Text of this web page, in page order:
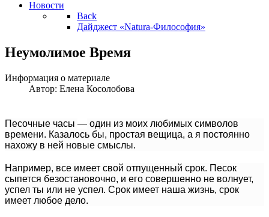
Новости
Back
Дайджест «Natura-Философия»
Неумолимое Время
Информация о материале
Автор: Елена Косолобова
Песочные часы — один из моих любимых символов
времени. Казалось бы, простая вещица, а я постоянно
нахожу в ней новые смыслы.
Например, все имеет свой отпущенный срок. Песок
сыпется безостановочно, и его совершенно не волнует,
успел ты или не успел. Срок имеет наша жизнь, срок
имеет любое дело.